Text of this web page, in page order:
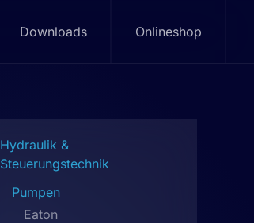
Downloads Onlineshop
Hydraulik &
Steuerungstechnik
Pumpen
Eaton